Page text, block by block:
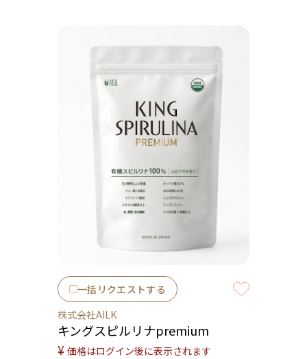
一括リクエストする
株式会社AILK
キングスピルリナpremium
¥ 価格はログイン後に表示されます